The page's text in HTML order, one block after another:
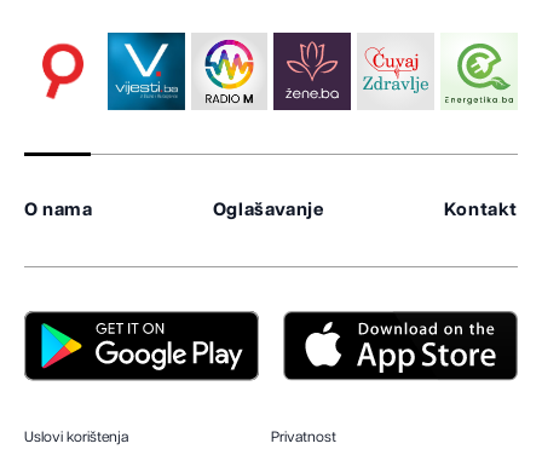
O nama Oglašavanje Kontakt
Uslovi korištenja Privatnost